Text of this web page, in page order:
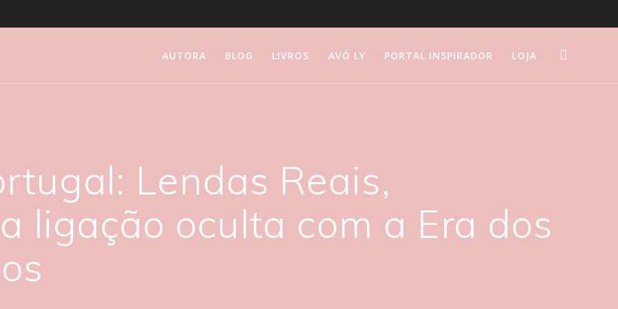
AUTORA BLOG LIVROS AVÓ LY PORTAL INSPIRADOR LOJA
Lendas Reais,
ligação oculta com a Era dos